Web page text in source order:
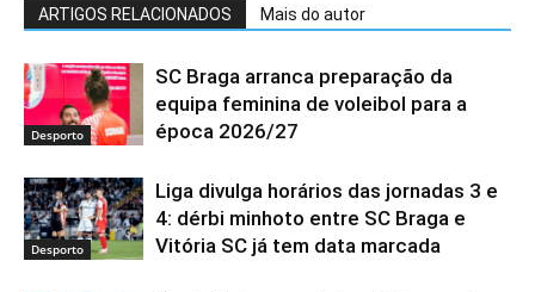
ARTIGOS RELACIONADOS Mais do autor
Desporto
SC Braga arranca preparação da
equipa feminina de voleibol para a
época 2026/27
Desporto
Liga divulga horários das jornadas 3 e
4: dérbi minhoto entre SC Braga e
Vitória SC já tem data marcada